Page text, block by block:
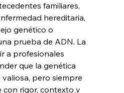
familiares,
hereditaria,
genético o
prueba de ADN. La
a profesionales
que la genética
pero siempre
rigor, contexto y